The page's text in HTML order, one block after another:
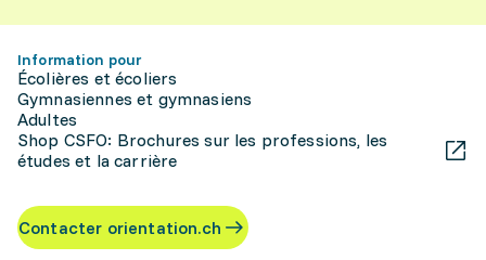
Information pour
Écolières et écoliers
Gymnasiennes et gymnasiens
Adultes
Shop CSFO: Brochures sur les professions, les
études et la carrière
Contacter orientation.ch